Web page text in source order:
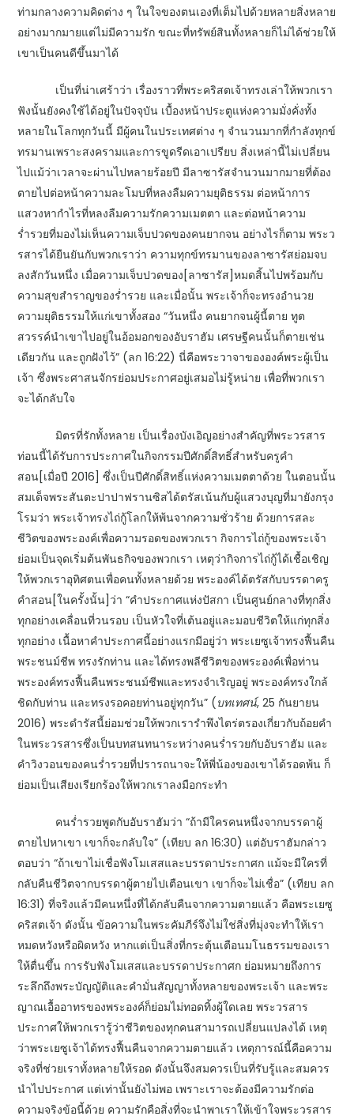
ท่ามกลางความคิดต่าง ๆ ในใจของตนเองที่เต็มไปด้วยหลายสิ่งหลาย
อย่างมากมายแต่ไม่มีความรัก ขณะที่ทรัพย์สินทั้งหลายก็ไม่ได้ช่วยให้
เขาเป็นคนดีขึ้นมาได้
เป็นที่น่าเศร้าว่า เรื่องราวที่พระคริสตเจ้าทรงเล่าให้พวกเรา
ฟังนั้นยังคงใช้ได้อยู่ในปัจจุบัน เบื้องหน้าประตูแห่งความมั่งคั่งทั้ง
หลายในโลกทุกวันนี้ มีผู้คนในประเทศต่าง ๆ จำนวนมากที่กำลังทุกข์
ทรมานเพราะสงครามและการขูดรีดเอาเปรียบ สิ่งเหล่านี้ไม่เปลี่ยน
ไปแม้ว่าเวลาจะผ่านไปหลายร้อยปี มีลาซารัสจำนวนมากมายที่ต้อง
ตายไปต่อหน้าความละโมบที่หลงลืมความยุติธรรม ต่อหน้าการ
แสวงหากำไรที่หลงลืมความรักความเมตตา และต่อหน้าความ
ร่ำรวยที่มองไม่เห็นความเจ็บปวดของคนยากจน อย่างไรก็ตาม พระว
รสารได้ยืนยันกับพวกเราว่า ความทุกข์ทรมานของลาซารัสย่อมจบ
ลงสักวันหนึ่ง เมื่อความเจ็บปวดของ[ลาซารัส]หมดสิ้นไปพร้อมกับ
ความสุขสำราญของร่ำรวย และเมื่อนั้น พระเจ้าก็จะทรงอำนวย
ความยุติธรรมให้แก่เขาทั้งสอง “วันหนึ่ง คนยากจนผู้นี้ตาย ทูต
สวรรค์นำเขาไปอยู่ในอ้อมอกของอับราฮัม เศรษฐีคนนั้นก็ตายเช่น
เดียวกัน และถูกฝังไว้” (ลก 16:22) นี่คือพระวาจาขององค์พระผู้เป็น
เจ้า ซึ่งพระศาสนจักรย่อมประกาศอยู่เสมอไม่รู้หน่าย เพื่อที่พวกเรา
จะได้กลับใจ
มิตรที่รักทั้งหลาย เป็นเรื่องบังเอิญอย่างสำคัญที่พระวรสาร
ท่อนนี้ได้รับการประกาศในกิจกรรมปีศักดิ์สิทธิ์สำหรับครูคำ
สอน[เมื่อปี 2016] ซึ่งเป็นปีศักดิ์สิทธิ์แห่งความเมตตาด้วย ในตอนนั้น
สมเด็จพระสันตะปาปาฟรานซิสได้ตรัสเน้นกับผู้แสวงบุญที่มายังกรุง
โรมว่า พระเจ้าทรงไถ่กู้โลกให้พ้นจากความชั่วร้าย ด้วยการสละ
ชีวิตของพระองค์เพื่อความรอดของพวกเรา กิจการไถ่กู้ของพระเจ้า
ย่อมเป็นจุดเริ่มต้นพันธกิจของพวกเรา เหตุว่ากิจการไถ่กู้ได้เชื้อเชิญ
ให้พวกเราอุทิศตนเพื่อคนทั้งหลายด้วย พระองค์ได้ตรัสกับบรรดาครู
คำสอน[ในครั้งนั้น]ว่า “คำประกาศแห่งปัสกา เป็นศูนย์กลางที่ทุกสิ่ง
ทุกอย่างเคลื่อนที่วนรอบ เป็นหัวใจที่เต้นอยู่และมอบชีวิตให้แก่ทุกสิ่ง
ทุกอย่าง เนื้อหาคำประกาศนี้อย่างแรกมีอยู่ว่า พระเยซูเจ้าทรงฟื้นคืน
พระชนม์ชีพ ทรงรักท่าน และได้ทรงพลีชีวิตของพระองค์เพื่อท่าน
พระองค์ทรงฟื้นคืนพระชนม์ชีพและทรงจำเริญอยู่ พระองค์ทรงใกล้
ชิดกับท่าน และทรงรอคอยท่านอยู่ทุกวัน” (บทเทศน์, 25 กันยายน
2016) พระดำรัสนี้ย่อมช่วยให้พวกเรารำพึงไตร่ตรองเกี่ยวกับถ้อยคำ
ในพระวรสารซึ่งเป็นบทสนทนาระหว่างคนร่ำรวยกับอับราฮัม และ
คำวิงวอนของคนร่ำรวยที่ปรารถนาจะให้พี่น้องของเขาได้รอดพ้น ก็
ย่อมเป็นเสียงเรียกร้องให้พวกเราลงมือกระทำ
คนร่ำรวยพูดกับอับราฮัมว่า “ถ้ามีใครคนหนึ่งจากบรรดาผู้
ตายไปหาเขา เขาก็จะกลับใจ” (เทียบ ลก 16:30) แต่อับราฮัม​กล่าว
ตอบว่า “ถ้าเขาไม่เชื่อฟังโมเสสและบรรดาประกาศก แม้จะมีใครที่
กลับคืนชีวิตจากบรรดาผู้ตายไปเตือนเขา เขาก็จะไม่เชื่อ” (เทียบ ลก
16:31) ที่จริงแล้วมีคนหนึ่งที่ได้กลับคืนจากความตายแล้ว คือพระเยซู
คริสตเจ้า ดังนั้น ข้อความในพระคัมภีร์จึงไม่ใช่สิ่งที่มุ่งจะทำให้เรา
หมดหวังหรือผิดหวัง หากแต่เป็นสิ่งที่กระตุ้นเตือนมโนธรรมของเรา
ให้ตื่นขึ้น การรับฟังโมเสสและบรรดาประกาศก ย่อมหมายถึงการ
ระลึกถึงพระบัญญัติและคำมั่นสัญญาทั้งหลายของพระเจ้า และพระ
ญาณเอื้ออาทรของพระองค์ก็ย่อมไม่ทอดทิ้งผู้ใดเลย พระวรสาร
ประกาศให้พวกเรารู้ว่าชีวิตของทุกคนสามารถเปลี่ยนแปลงได้ เหตุ
ว่าพระเยซูเจ้าได้ทรงฟื้นคืนจากความตายแล้ว เหตุการณ์นี้คือความ
จริงที่ช่วยเราทั้งหลายให้รอด ดังนั้นจึงสมควรเป็นที่รับรู้และสมควร
นำไปประกาศ แต่เท่านั้นยังไม่พอ เพราะเราจะต้องมีความรักต่อ
ความจริงข้อนี้ด้วย ความรักคือสิ่งที่จะนำพาเราให้เข้าใจพระวรสาร